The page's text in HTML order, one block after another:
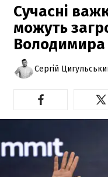
Сучасні
можуть
Сергій